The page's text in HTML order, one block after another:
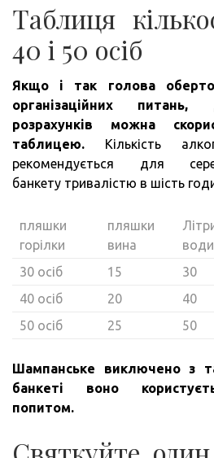
Таблиця
40 і 50 осіб
Якщо і так голова
організаційних
розрахунків можна
таблицею. Кількість
рекомендується для
банкету тривалістю в шість
пляшки
горілки
пляшки
вина
води
30 осіб
15 30
40 осіб
20 40
50 осіб
25 50
Шампанське виключено з
банкеті воно
попитом.